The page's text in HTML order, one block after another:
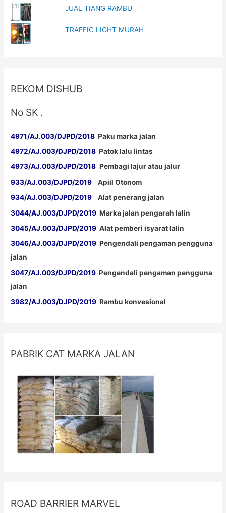
JUAL TIANG RAMBU
TRAFFIC LIGHT MURAH
REKOM DISHUB
No SK .
4971/AJ.003/DJPD/2018 Paku marka jalan
4972/AJ.003/DJPD/2018 Patok lalu lintas
4973/AJ.003/DJPD/2018 Pembagi lajur atau jalur
933/AJ.003/DJPD/2019 Apiil Otonom
934/AJ.003/DJPD/2019 Alat penerang jalan
3044/AJ.003/DJPD/2019 Marka jalan pengarah lalin
3045/AJ.003/DJPD/2019 Alat pemberi isyarat lalin
3046/AJ.003/DJPD/2019 Pengendali pengaman pengguna
jalan
3047/AJ.003/DJPD/2019 Pengendali pengaman pengguna
jalan
3982/AJ.003/DJPD/2019 Rambu konvesional
PABRIK CAT MARKA JALAN
ROAD BARRIER MARVEL